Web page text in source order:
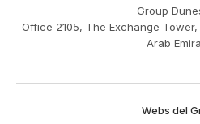
Group
Office 2105, The Exchange
Arab
Webs del